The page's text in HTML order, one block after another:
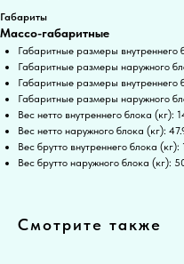
Габариты
Массо-габаритные
Габаритные размеры
Габаритные размеры наружного
Габаритные размеры
Габаритные размеры наружного
Вес нетто внутреннего блока (кг):
Вес нетто наружного блока (кг):
Вес брутто внутреннего блока (кг):
Вес брутто наружного блока (кг):
Смотрите также